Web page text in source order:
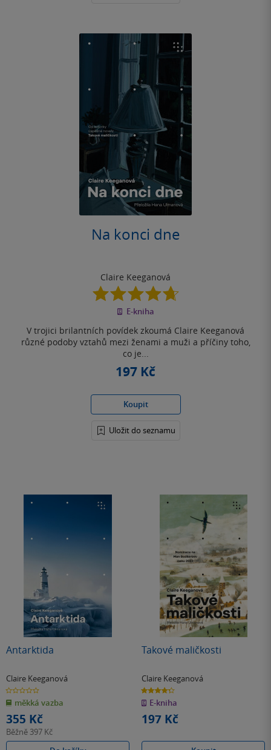
Na konci dne
Claire Keeganová
4.7
z
5
E-kniha
V trojici brilantních povídek zkoumá Claire Keeganová
různé podoby vztahů mezi ženami a muži a příčiny toho,
co je...
197 Kč
Koupit
Uložit do seznamu
Antarktida
Claire Keeganová
0.0
z
5
hvězdiček
měkká vazba
355 Kč
Běžně 397 Kč
Takové maličkosti
Claire Keeganová
4.3
z
5
hvězdiček
E-kniha
197 Kč